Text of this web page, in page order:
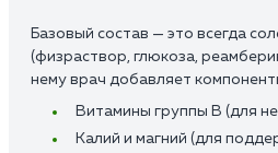
Базовый состав — это всегда
(физраствор, глюкоза,
нему врач добавляет
Витамины группы В (для
Калий и магний (для